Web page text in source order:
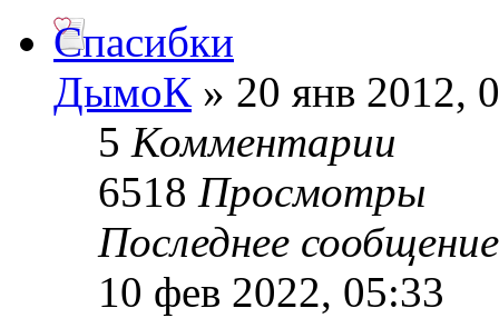
Спасибки
ДымоК » 20 янв 2012,
5 Комментарии
6518 Просмотры
Последнее
10 фев 2022, 05:33